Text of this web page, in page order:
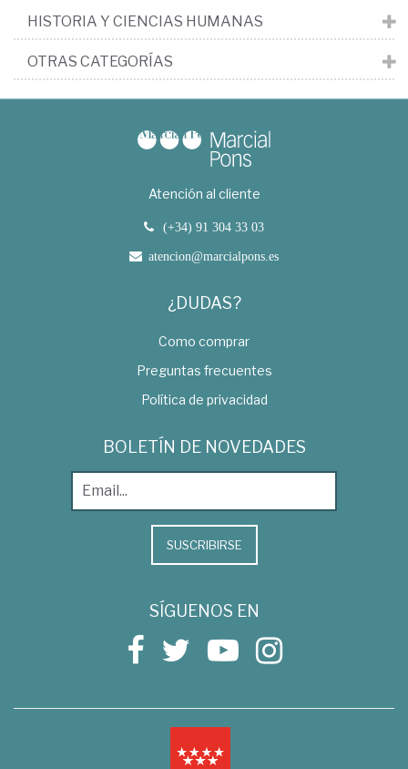
HISTORIA Y CIENCIAS HUMANAS
OTRAS CATEGORÍAS
Atención al cliente
(+34) 91 304 33 03
atencion@marcialpons.es
¿DUDAS?
Como comprar
Preguntas frecuentes
Política de privacidad
BOLETÍN DE NOVEDADES
SUSCRIBIRSE
SÍGUENOS EN